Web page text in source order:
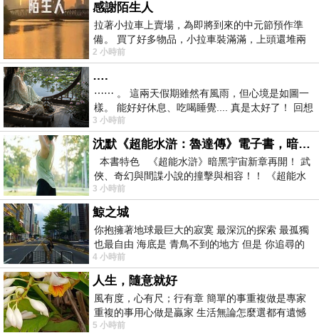
感謝陌生人
拉著小拉車上賣場，為即將到來的中元節預作準
備。 買了好多物品，小拉車裝滿滿，上頭還堆兩
紙箱。 雖辛苦了點，這點程度我一個人搬
2 小時前
….
⋯⋯ 。 這兩天假期雖然有風雨，但心境是如圖一
樣。 能好好休息、吃喝睡覺.... 真是太好了！ 回想
起來，以前根本就很難有這
3 小時前
沈默《超能水滸：魯達傳》電子書，暗黑宇宙新章，一一五年八月璀璨上架！
本書特色 《超能水滸》暗黑宇宙新章再開！ 武
俠、奇幻與間諜小說的撞擊與相容！！ 《超能水
滸》系列第四部
3 小時前
鯨之城
你抱擁著地球最巨大的寂寞 最深沉的探索 最孤獨
也最自由 海底是 青鳥不到的地方 但是 你追尋的
幸福 可以比珍珠更
4 小時前
人生，隨意就好
風有度，心有尺；行有章 簡單的事重複做是專家
重複的事用心做是贏家 生活無論怎麼選都有遺憾
所以開心就好 生活不會辜負認真
5 小時前